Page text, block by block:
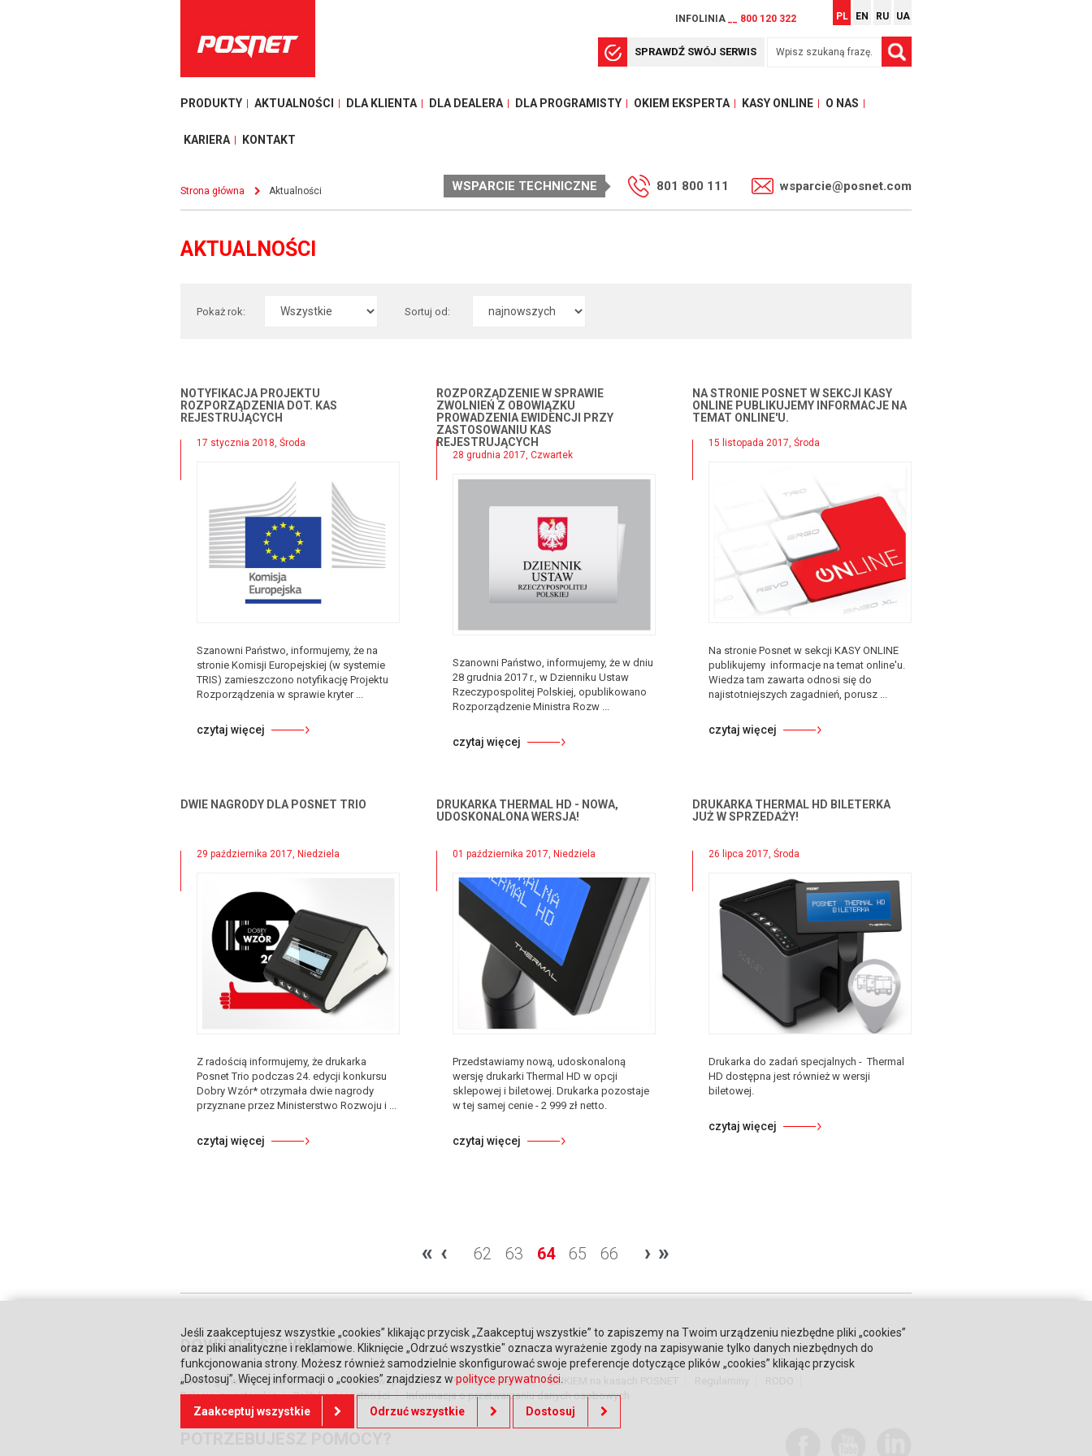
INFOLINIA __ 800 120 322 PL EN RU UA
SPRAWDŹ SWÓJ SERWIS
PRODUKTY AKTUALNOŚCI DLA KLIENTA DLA DEALERA DLA PROGRAMISTY OKIEM EKSPERTA KASY ONLINE O NAS
KARIERA KONTAKT
Strona główna Aktualności WSPARCIE TECHNICZNE 801 800 111 wsparcie@posnet.com
AKTUALNOŚCI
Pokaż rok: Sortuj od:
NOTYFIKACJA PROJEKTU
ROZPORZĄDZENIA DOT. KAS
REJESTRUJĄCYCH
17 stycznia 2018, Środa
Szanowni Państwo, informujemy, że na
stronie Komisji Europejskiej (w systemie
TRIS) zamieszczono notyfikację Projektu
Rozporządzenia w sprawie kryter ...
czytaj więcej
ROZPORZĄDZENIE W SPRAWIE
ZWOLNIEŃ Z OBOWIĄZKU
PROWADZENIA EWIDENCJI PRZY
ZASTOSOWANIU KAS
REJESTRUJĄCYCH
28 grudnia 2017, Czwartek
Szanowni Państwo, informujemy, że w dniu
28 grudnia 2017 r., w Dzienniku Ustaw
Rzeczypospolitej Polskiej, opublikowano
Rozporządzenie Ministra Rozw ...
czytaj więcej
NA STRONIE POSNET W SEKCJI KASY
ONLINE PUBLIKUJEMY INFORMACJE NA
TEMAT ONLINE'U.
15 listopada 2017, Środa
Na stronie Posnet w sekcji KASY ONLINE
publikujemy informacje na temat online'u.
Wiedza tam zawarta odnosi się do
najistotniejszych zagadnień, porusz ...
czytaj więcej
DWIE NAGRODY DLA POSNET TRIO
29 października 2017, Niedziela
Z radością informujemy, że drukarka
Posnet Trio podczas 24. edycji konkursu
Dobry Wzór* otrzymała dwie nagrody
przyznane przez Ministerstwo Rozwoju i ...
czytaj więcej
DRUKARKA THERMAL HD - NOWA,
UDOSKONALONA WERSJA!
01 października 2017, Niedziela
Przedstawiamy nową, udoskonaloną
wersję drukarki Thermal HD w opcji
sklepowej i biletowej. Drukarka pozostaje
w tej samej cenie - 2 999 zł netto.
czytaj więcej
DRUKARKA THERMAL HD BILETERKA
JUŻ W SPRZEDAŻY!
26 lipca 2017, Środa
Drukarka do zadań specjalnych - Thermal
HD dostępna jest również w wersji
biletowej.
czytaj więcej
« ‹ 62 63 64 65 66 › »
DOWIEDZ SIĘ WIĘCEJ
Strona główna Zaufali nam Warunki współpracy Poznaj Honeywell BLIKIEM na kasach POSNET
Relacje inwestorskie
Polityka prywatności Informacja o przetwarzaniu danych osobowych
Jeśli zaakceptujesz wszystkie „cookies” klikając przycisk „Zaakceptuj wszystkie” to zapiszemy na Twoim urządzeniu niezbędne pliki „cookies”
oraz pliki analityczne i reklamowe. Kliknięcie „Odrzuć wszystkie" oznacza wyrażenie zgody na zapisywanie tylko danych niezbędnych do
funkcjonowania strony. Możesz również samodzielnie skonfigurować swoje preferencje dotyczące plików „cookies” klikając przycisk
„Dostosuj”. Więcej informacji o „cookies” znajdziesz w polityce prywatności
Zaakceptuj wszystkie Odrzuć wszystkie Dostosuj